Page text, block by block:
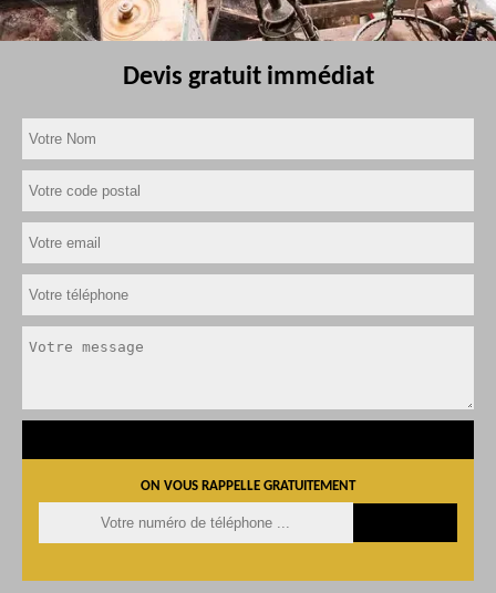
Devis gratuit immédiat
ON VOUS RAPPELLE GRATUITEMENT